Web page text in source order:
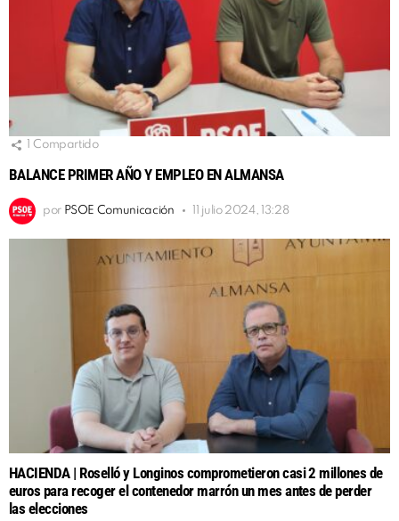
Compartido
BALANCE PRIMER AÑO Y EMPLEO EN ALMANSA
por PSOE Comunicación 11 julio 2024, 13:28
HACIENDA | Roselló y Longinos comprometieron casi 2 millones de
euros para recoger el contenedor marrón un mes antes de perder
las elecciones